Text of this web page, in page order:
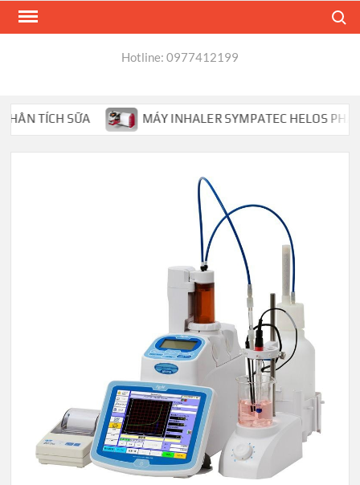
Skip
Hotline: 0977412199
TÍCH SỮA MÁY INHALER SYMPATEC HELOS PHÂN